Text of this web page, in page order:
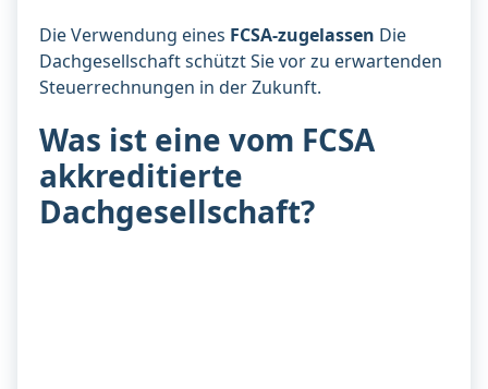
Die Verwendung eines FCSA-zugelassen Die
Dachgesellschaft schützt Sie vor zu erwartenden
Steuerrechnungen in der Zukunft.
Was ist eine vom FCSA
akkreditierte
Dachgesellschaft?